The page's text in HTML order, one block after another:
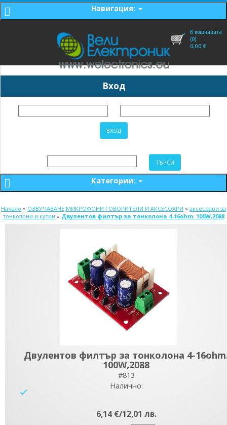
Навигация:
В кошницата
(0)
0,00 €
Вход
Категории:
Начало » ОЗВУЧАВАНЕ,МИКРОФОНИ ГОВОРИТЕЛИ И АКСЕСОАРИ » аксесоари за
тонколони и кутии » Двулентов филтър за тонколона 4-16ohm. 100W,2088
Двулентов филтър за тонколона 4-
100W,2088
#813
Налично:
6,14 €/12,01 лв.